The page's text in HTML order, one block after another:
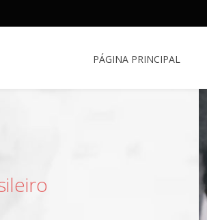
PÁGINA PRINCIPAL